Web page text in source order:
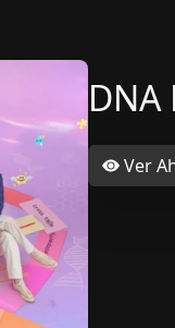
DNA
Ver